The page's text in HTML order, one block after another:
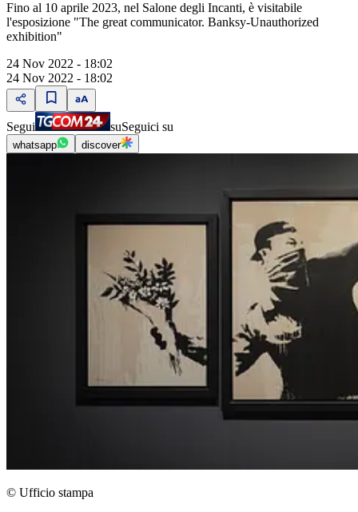
Fino al 10 aprile 2023, nel Salone degli Incanti, è visitabile
l'esposizione "The great communicator. Banksy-Unauthorized
exhibition"
24 Nov 2022 - 18:02
24 Nov 2022 - 18:02
Segui suSeguici su
whatsapp discover
© Ufficio stampa